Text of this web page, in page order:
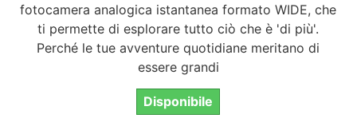
fotocamera analogica istantanea formato WIDE, che
ti permette di esplorare tutto ciò che è 'di più'.
Perché le tue avventure quotidiane meritano di
essere grandi
Disponibile